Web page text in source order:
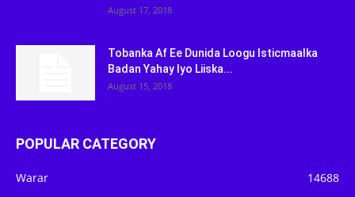
August 17, 2018
Tobanka Af Ee Dunida Loogu Isticmaalka
Badan Yahay Iyo Liiska...
August 15, 2018
POPULAR CATEGORY
Warar
14688